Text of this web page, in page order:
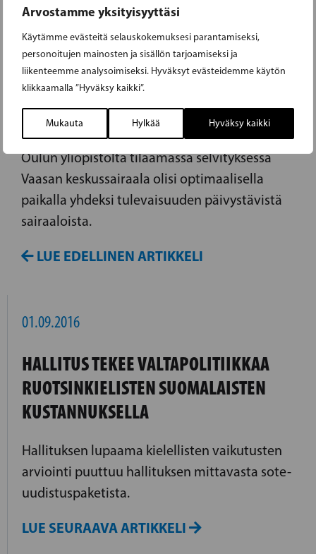
Arvostamme yksityisyyttäsi
Käytämme evästeitä selauskokemuksesi parantamiseksi,
personoitujen mainosten ja sisällön tarjoamiseksi ja
liikenteemme analysoimiseksi. Hyväksyt evästeidemme käytön
klikkaamalla ”Hyväksy kaikki”.
Mukauta Hylkää Hyväksy kaikki
31.08.2016
SOTE-UUDISTUS ON
ELINVOIMAPOLITIIKKAA
Suomen itsenäisyyden juhlarahaston Sitran
Oulun yliopistolta tilaamassa selvityksessä
Vaasan keskussairaala olisi optimaalisella
paikalla yhdeksi tulevaisuuden päivystävistä
sairaaloista.
LUE EDELLINEN ARTIKKELI
01.09.2016
HALLITUS TEKEE VALTAPOLITIIKKAA
RUOTSINKIELISTEN SUOMALAISTEN
KUSTANNUKSELLA
Hallituksen lupaama kielellisten vaikutusten
arviointi puuttuu hallituksen mittavasta sote-
uudistuspaketista.
LUE SEURAAVA ARTIKKELI